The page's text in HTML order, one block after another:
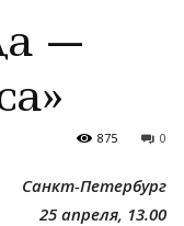
—
0
875
Санкт-Петербург
25 апреля, 13.00